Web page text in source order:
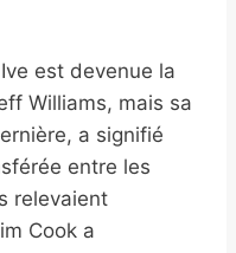
est devenue la
Williams, mais sa
a signifié
entre les
relevaient
Cook a